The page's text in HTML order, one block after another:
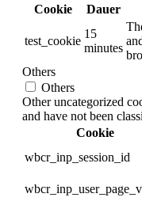
Cookie
Dauer
test_cookie
15
minutes
Others
Others
Other uncategorized
and have not been
Cookie
wbcr_inp_session_id